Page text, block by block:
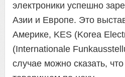
электроники успешно
Азии и Европе. Это
Америке, KES (Korea
(Internationale
случае можно сказать,